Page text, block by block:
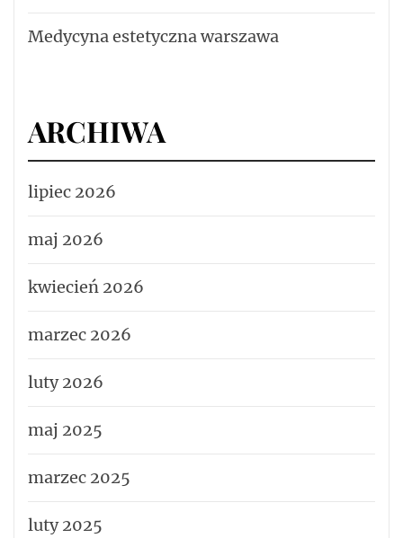
Medycyna estetyczna warszawa
ARCHIWA
lipiec 2026
maj 2026
kwiecień 2026
marzec 2026
luty 2026
maj 2025
marzec 2025
luty 2025